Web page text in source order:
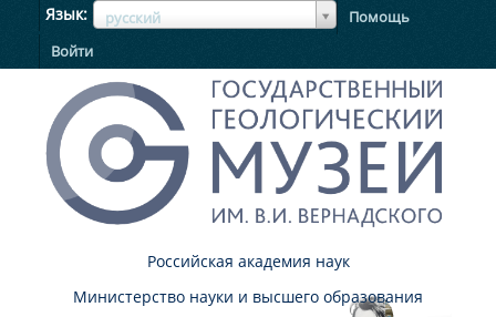
Язык русский
ЯзыкЯзык
Помощь
Войти
Российская академия наук
Министерство науки и высшего образования